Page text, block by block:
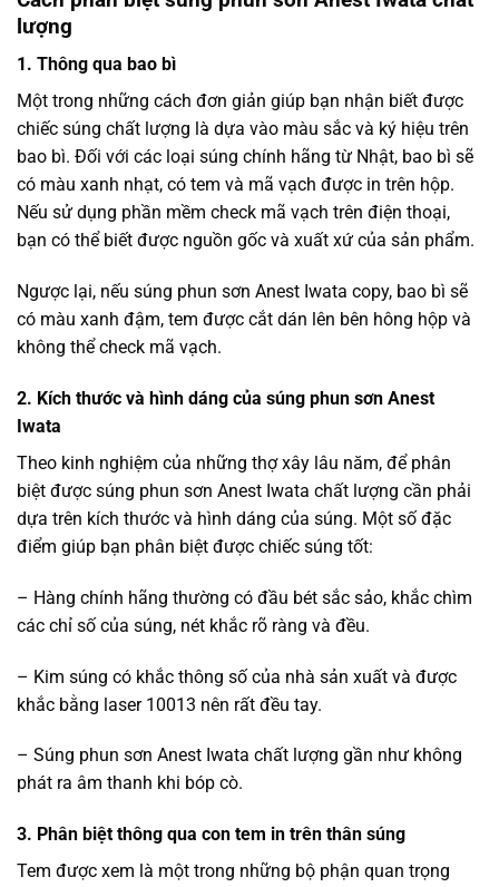
lượng
1. Thông qua bao bì
Một trong những cách đơn giản giúp bạn nhận biết được
chiếc súng chất lượng là dựa vào màu sắc và ký hiệu trên
bao bì. Đối với các loại súng chính hãng từ Nhật, bao bì sẽ
có màu xanh nhạt, có tem và mã vạch được in trên hộp.
Nếu sử dụng phần mềm check mã vạch trên điện thoại,
bạn có thể biết được nguồn gốc và xuất xứ của sản phẩm.
Ngược lại, nếu súng phun sơn Anest Iwata copy, bao bì sẽ
có màu xanh đậm, tem được cắt dán lên bên hông hộp và
không thể check mã vạch.
2. Kích thước và hình dáng của súng phun sơn Anest
Iwata
Theo kinh nghiệm của những thợ xây lâu năm, để phân
biệt được súng phun sơn Anest Iwata chất lượng cần phải
dựa trên kích thước và hình dáng của súng. Một số đặc
điểm giúp bạn phân biệt được chiếc súng tốt:
– Hàng chính hãng thường có đầu bét sắc sảo, khắc chìm
các chỉ số của súng, nét khắc rõ ràng và đều.
– Kim súng có khắc thông số của nhà sản xuất và được
khắc bằng laser 10013 nên rất đều tay.
– Súng phun sơn Anest Iwata chất lượng gần như không
phát ra âm thanh khi bóp cò.
3. Phân biệt thông qua con tem in trên thân súng
Tem được xem là một trong những bộ phận quan trọng